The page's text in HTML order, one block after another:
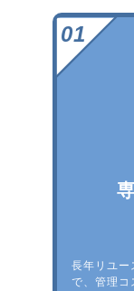
長年リユー
で、管理コ